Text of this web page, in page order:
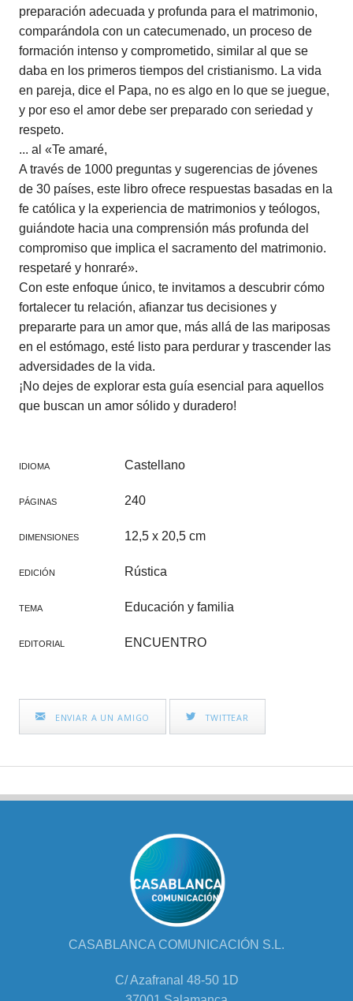
preparación adecuada y profunda para el matrimonio,
comparándola con un catecumenado, un proceso de
formación intenso y comprometido, similar al que se
daba en los primeros tiempos del cristianismo. La vida
en pareja, dice el Papa, no es algo en lo que se juegue,
y por eso el amor debe ser preparado con seriedad y
respeto.
... al «Te amaré,
A través de 1000 preguntas y sugerencias de jóvenes
de 30 países, este libro ofrece respuestas basadas en la
fe católica y la experiencia de matrimonios y teólogos,
guiándote hacia una comprensión más profunda del
compromiso que implica el sacramento del matrimonio.
respetaré y honraré».
Con este enfoque único, te invitamos a descubrir cómo
fortalecer tu relación, afianzar tus decisiones y
prepararte para un amor que, más allá de las mariposas
en el estómago, esté listo para perdurar y trascender las
adversidades de la vida.
¡No dejes de explorar esta guía esencial para aquellos
que buscan un amor sólido y duradero!
IDIOMA Castellano
PÁGINAS 240
DIMENSIONES 12,5 x 20,5 cm
EDICIÓN Rústica
TEMA Educación y familia
EDITORIAL ENCUENTRO
ENVIAR A UN AMIGO TWITTEAR
CASABLANCA COMUNICACIÓN S.L.
C/ Azafranal 48-50 1D